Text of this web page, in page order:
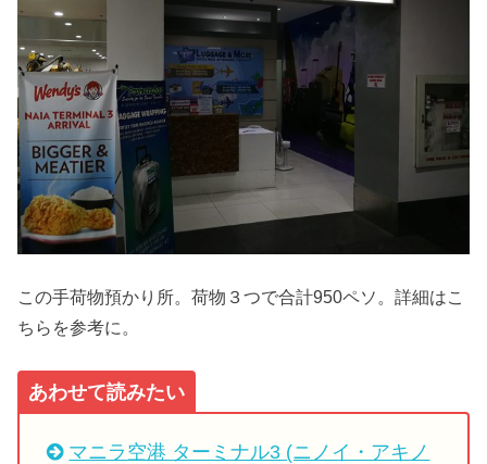
この手荷物預かり所。荷物３つで合計950ペソ。詳細はこ
ちらを参考に。
あわせて読みたい
マニラ空港 ターミナル3 (ニノイ・アキノ